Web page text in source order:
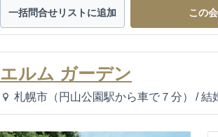
一括問合せリストに追加 この
エルム ガーデン
札幌市（円山公園駅から車で７分） / 結